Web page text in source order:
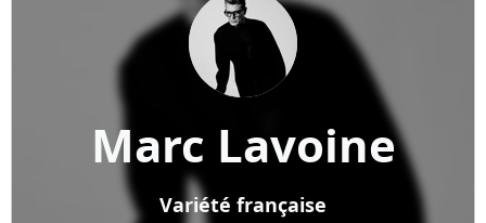
Marc Lavoine
Variété française